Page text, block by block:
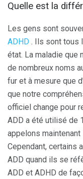
Quelle est la
Les gens sont
ADHD . Ils sont tous
état. La maladie que
de nombreux noms
fur et à mesure que
que notre
officiel change pour
ADD a été utilisé de
appelons
Cependant, certains
ADD quand ils se
ADD et ADHD de